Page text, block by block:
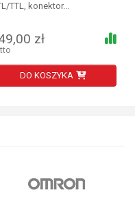
TTL, konektor...
zł
DO KOSZYKA